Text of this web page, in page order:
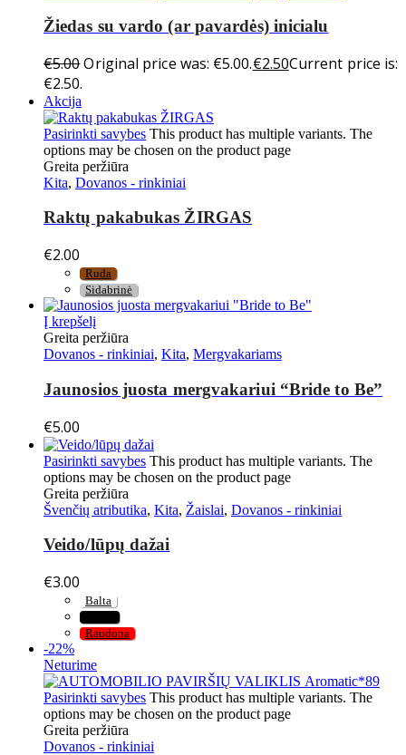
Žiedas su vardo (ar pavardės) inicialu
€5.00Original price was: €5.00.€2.50Current price is:
€2.50.
Akcija
Pasirinkti savybes This product has multiple variants. The
options may be chosen on the product page
Greita peržiūra
Kita, Dovanos - rinkiniai
Raktų pakabukas ŽIRGAS
€2.00
Ruda
Sidabrinė
Į krepšelį
Greita peržiūra
Dovanos - rinkiniai, Kita, Mergvakariams
Jaunosios juosta mergvakariui “Bride to Be”
€5.00
Pasirinkti savybes This product has multiple variants. The
options may be chosen on the product page
Greita peržiūra
Švenčių atributika, Kita, Žaislai, Dovanos - rinkiniai
Veido/lūpų dažai
€3.00
Balta
Raudona
-22%
Neturime
Pasirinkti savybes This product has multiple variants. The
options may be chosen on the product page
Greita peržiūra
Dovanos - rinkiniai